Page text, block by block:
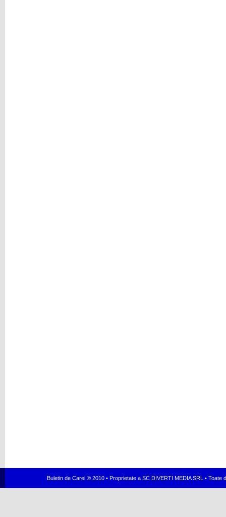
Buletin de Carei ® 2010 • Proprietate a SC DIVERTI MEDIA SRL •